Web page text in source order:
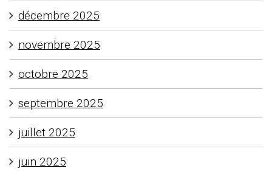
décembre 2025
novembre 2025
octobre 2025
septembre 2025
juillet 2025
juin 2025